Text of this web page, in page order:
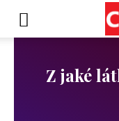
Z jaké